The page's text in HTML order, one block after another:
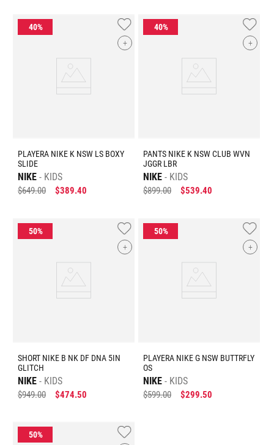
+
PLAYERA NIKE K NSW LS BOXY
SLIDE
NIKE KIDS
$649.00 $389.40
+
PANTS NIKE K NSW CLUB WVN
JGGR LBR
NIKE KIDS
$899.00 $539.40
+
SHORT NIKE B NK DF DNA 5IN
GLITCH
NIKE KIDS
$949.00 $474.50
+
PLAYERA NIKE G NSW BUTTRFLY
OS
NIKE KIDS
$599.00 $299.50